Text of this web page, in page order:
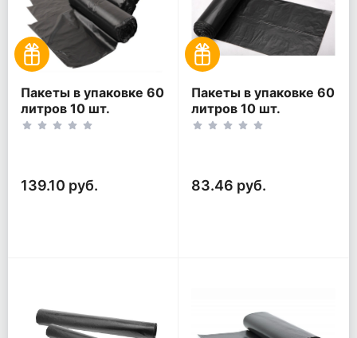
Пакеты в упаковке 60
литров 10 шт.
(10шт*5рул)
139.10 руб.
Пакеты в упаковке 60
литров 10 шт.
(10шт*3рул)
83.46 руб.